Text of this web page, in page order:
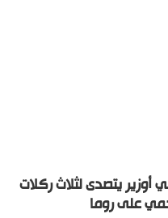
أوزير يتصدى لثلاث ركلات
على روما